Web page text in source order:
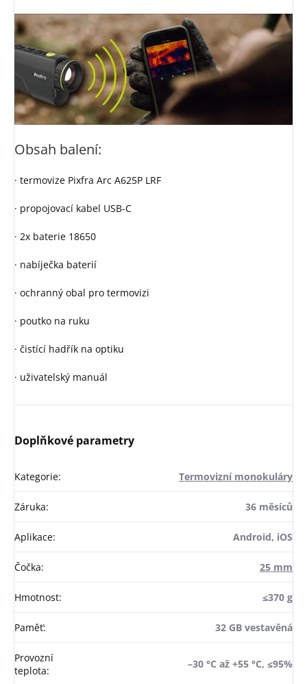
Obsah balení:
· termovize Pixfra Arc A625P LRF
· propojovací kabel USB-C
· 2x baterie 18650
· nabíječka baterií
· ochranný obal pro termovizi
· poutko na ruku
· čistící hadřík na optiku
· uživatelský manuál
Doplňkové parametry
Kategorie: Termovizní monokuláry
Záruka: 36 měsíců
Aplikace: Android, iOS
Čočka: 25 mm
Hmotnost: ≤370 g
Paměť: 32 GB vestavěná
Provozní
teplota:
–30 °C až +55 °C, ≤95%